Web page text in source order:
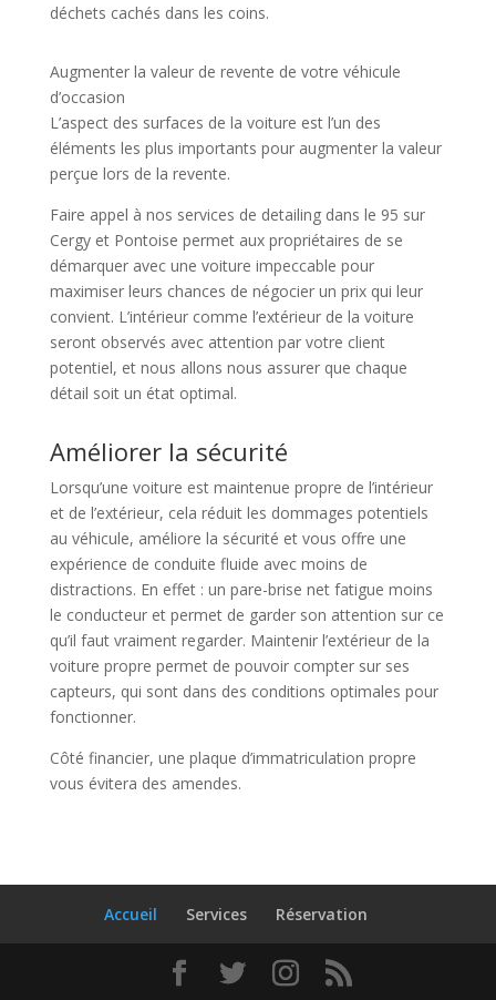
déchets cachés dans les coins.
Augmenter la valeur de revente de votre véhicule
d’occasion
L’aspect des surfaces de la voiture est l’un des
éléments les plus importants pour augmenter la valeur
perçue lors de la revente.
Faire appel à nos services de detailing dans le 95 sur
Cergy et Pontoise permet aux propriétaires de se
démarquer avec une voiture impeccable pour
maximiser leurs chances de négocier un prix qui leur
convient. L’intérieur comme l’extérieur de la voiture
seront observés avec attention par votre client
potentiel, et nous allons nous assurer que chaque
détail soit un état optimal.
Améliorer la sécurité
Lorsqu’une voiture est maintenue propre de l’intérieur
et de l’extérieur, cela réduit les dommages potentiels
au véhicule, améliore la sécurité et vous offre une
expérience de conduite fluide avec moins de
distractions. En effet : un pare-brise net fatigue moins
le conducteur et permet de garder son attention sur ce
qu’il faut vraiment regarder. Maintenir l’extérieur de la
voiture propre permet de pouvoir compter sur ses
capteurs, qui sont dans des conditions optimales pour
fonctionner.
Côté financier, une plaque d’immatriculation propre
vous évitera des amendes.
Accueil Services Réservation